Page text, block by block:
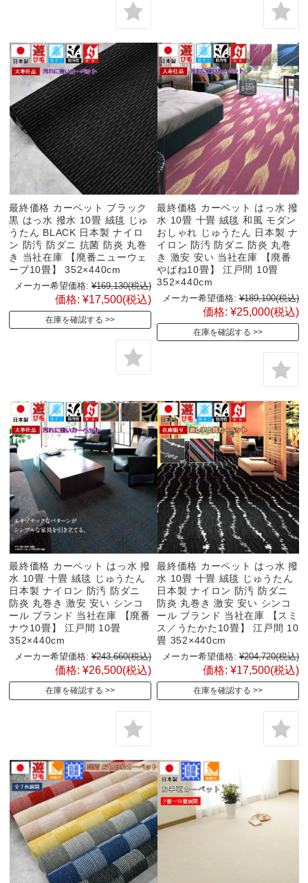
最終価格 カーペット ブラック
黒 はっ水 撥水 10畳 絨毯 じゅ
うたん BLACK 日本製 ナイロ
ン 防汚 防ダニ 抗菌 防炎 丸巻
き 当社在庫 【廃番ニューウェ
ーブ10畳】 352×440cm
メーカー希望価格: ¥169,130(税込)
価格: ¥17,500(税込)
在庫を確認する
最終価格 カーペット はっ水 撥
水 10畳 十畳 絨毯 和風 モダン
おしゃれ じゅうたん 日本製 ナ
イロン 防汚 防ダニ 防炎 丸巻
き 激安 安い 当社在庫 【廃番
やばね10畳】 江戸間 10畳
352×440cm
メーカー希望価格: ¥189,100(税込)
価格: ¥25,000(税込)
在庫を確認する
最終価格 カーペット はっ水 撥
水 10畳 十畳 絨毯 じゅうたん
日本製 ナイロン 防汚 防ダニ
防炎 丸巻き 激安 安い シンコ
ール ブランド 当社在庫 【廃番
ナウ10畳】 江戸間 10畳
352×440cm
メーカー希望価格: ¥243,660(税込)
価格: ¥26,500(税込)
在庫を確認する
最終価格 カーペット はっ水 撥
水 10畳 十畳 絨毯 じゅうたん
日本製 ナイロン 防汚 防ダニ
防炎 丸巻き 激安 安い シンコ
ール ブランド 当社在庫 【スミ
ス／うたかた10畳】 江戸間 10
畳 352×440cm
メーカー希望価格: ¥204,720(税込)
価格: ¥17,500(税込)
在庫を確認する